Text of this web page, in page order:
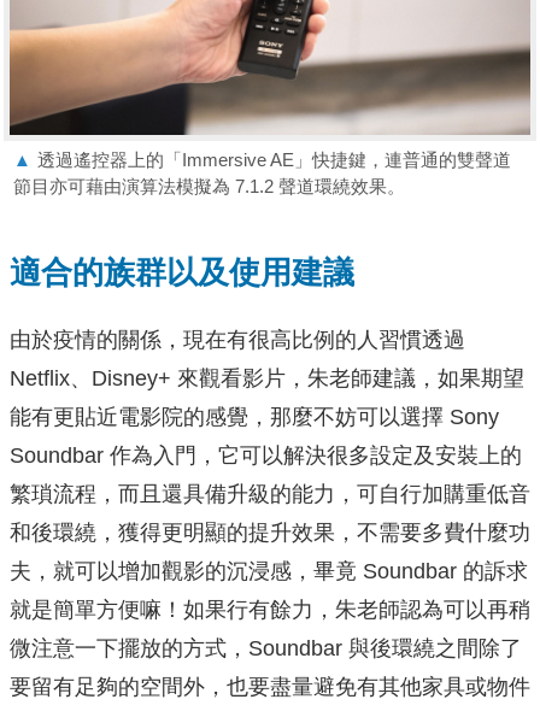
▲ 透過遙控器上的「Immersive AE」快捷鍵，連普通的雙聲道
節目亦可藉由演算法模擬為 7.1.2 聲道環繞效果。
適合的族群以及使用建議
由於疫情的關係，現在有很高比例的人習慣透過
Netflix、Disney+ 來觀看影片，朱老師建議，如果期望
能有更貼近電影院的感覺，那麼不妨可以選擇 Sony
Soundbar 作為入門，它可以解決很多設定及安裝上的
繁瑣流程，而且還具備升級的能力，可自行加購重低音
和後環繞，獲得更明顯的提升效果，不需要多費什麼功
夫，就可以增加觀影的沉浸感，畢竟 Soundbar 的訴求
就是簡單方便嘛！如果行有餘力，朱老師認為可以再稍
微注意一下擺放的方式，Soundbar 與後環繞之間除了
要留有足夠的空間外，也要盡量避免有其他家具或物件